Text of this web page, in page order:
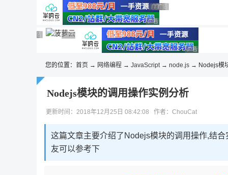
广告 商业广告，理性选择
广告 商业广告，理性选择
广告 商业广告，理性选择
广告 商业广告，理性选择
广告 商业广告，理性选择
广告 商业广告，理性选择
广告 商业广告，理性选择
广告 商业广告，理性选择广告 商业广告，理性选择
广告 商业广告
您的位置： 首页 → 网络编程 → JavaScript→ node.js → Nodejs模
Nodejs模块的调用操作实例分析
更新时间：2018年12月25日 08:42:08 作者：ChouCat
这篇文章主要介绍了Nodejs模块的调用操作,结
友可以参考下